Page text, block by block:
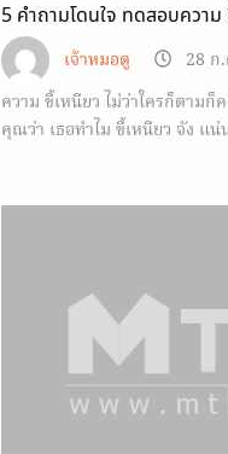
5 คำถามโดนใจ ทดสอบควา
เจ้าหมอดู
28 ก
ความ ขี้เหนียว ไม่ว่าใครก็ตาม
คุณว่า เธอทำไม ขี้เหนียว จัง แ